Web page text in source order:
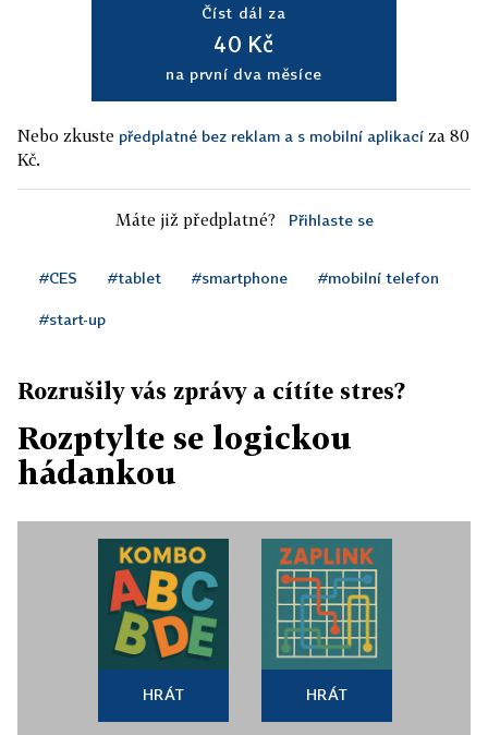
Číst dál za
40 Kč
na první dva měsíce
Nebo zkuste předplatné bez reklam a s mobilní aplikací za 80
Kč.
Máte již předplatné? Přihlaste se
#CES #tablet #smartphone #mobilní telefon
#start-up
Rozrušily vás zprávy a cítíte stres?
Rozptylte se logickou
hádankou
HRÁT HRÁT